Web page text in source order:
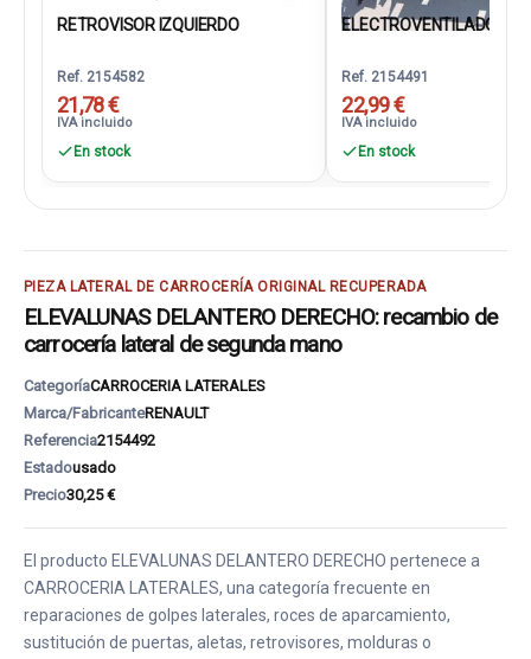
RETROVISOR IZQUIERDO
Ref. 2154582
21,78 €
IVA incluido
En stock
ELECTROVENTILADOR
Ref. 2154491
22,99 €
IVA incluido
En stock
PIEZA LATERAL DE CARROCERÍA ORIGINAL RECUPERADA
ELEVALUNAS DELANTERO DERECHO: recambio de
carrocería lateral de segunda mano
CategoríaCARROCERIA LATERALES
Marca/FabricanteRENAULT
Referencia2154492
Estadousado
Precio30,25 €
El producto ELEVALUNAS DELANTERO DERECHO pertenece a
CARROCERIA LATERALES, una categoría frecuente en
reparaciones de golpes laterales, roces de aparcamiento,
sustitución de puertas, aletas, retrovisores, molduras o